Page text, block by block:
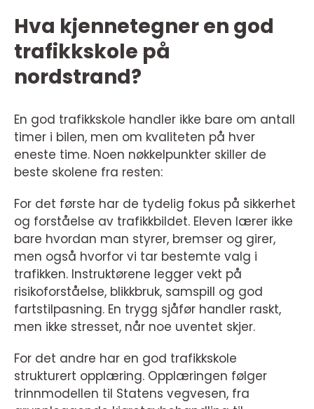
Hva kjennetegner en god
trafikkskole på
nordstrand?
En god trafikkskole handler ikke bare om antall
timer i bilen, men om kvaliteten på hver
eneste time. Noen nøkkelpunkter skiller de
beste skolene fra resten:
For det første har de tydelig fokus på sikkerhet
og forståelse av trafikkbildet. Eleven lærer ikke
bare hvordan man styrer, bremser og girer,
men også hvorfor vi tar bestemte valg i
trafikken. Instruktørene legger vekt på
risikoforståelse, blikkbruk, samspill og god
fartstilpasning. En trygg sjåfør handler raskt,
men ikke stresset, når noe uventet skjer.
For det andre har en god trafikkskole
strukturert opplæring. Opplæringen følger
trinnmodellen til Statens vegvesen, fra